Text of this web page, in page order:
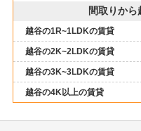
間取りか
越谷の1R~1LDKの賃貸
越谷の2K~2LDKの賃貸
越谷の3K~3LDKの賃貸
越谷の4K以上の賃貸